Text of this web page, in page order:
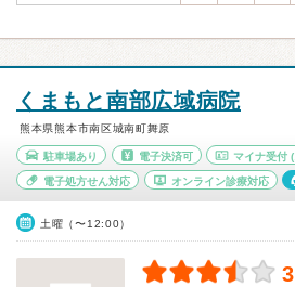
くまもと南部広域病院
熊本県熊本市南区城南町舞原
駐車場あり 電子決済可 マイナ受付
電子処方せん対応 オンライン診療対応
土曜（〜12:00）